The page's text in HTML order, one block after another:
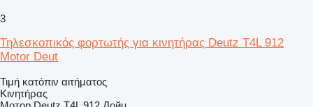
3
Τηλεσκοπικός φορτωτής για κινητήρας Deutz T4L 912
Motor Deut
Τιμή κατόπιν αιτήματος
Κινητήρας